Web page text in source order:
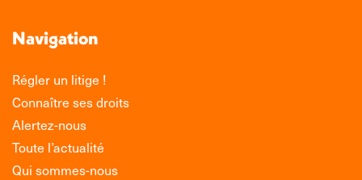
Navigation
Régler un litige !
Connaître ses droits
Alertez-nous
Toute l’actualité
Qui sommes-nous